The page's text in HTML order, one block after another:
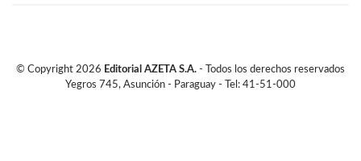
© Copyright 2026 Editorial AZETA S.A. - Todos los derechos reservados
Yegros 745, Asunción - Paraguay - Tel: 41-51-000